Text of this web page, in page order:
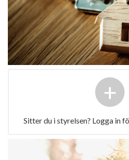
+
Sitter du i styrelsen? Logga in